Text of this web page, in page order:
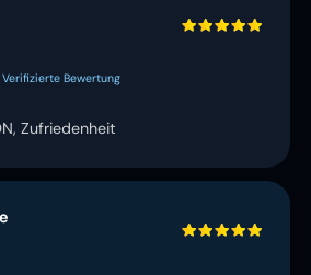
Verifizierte Bewertung
Zufriedenheit